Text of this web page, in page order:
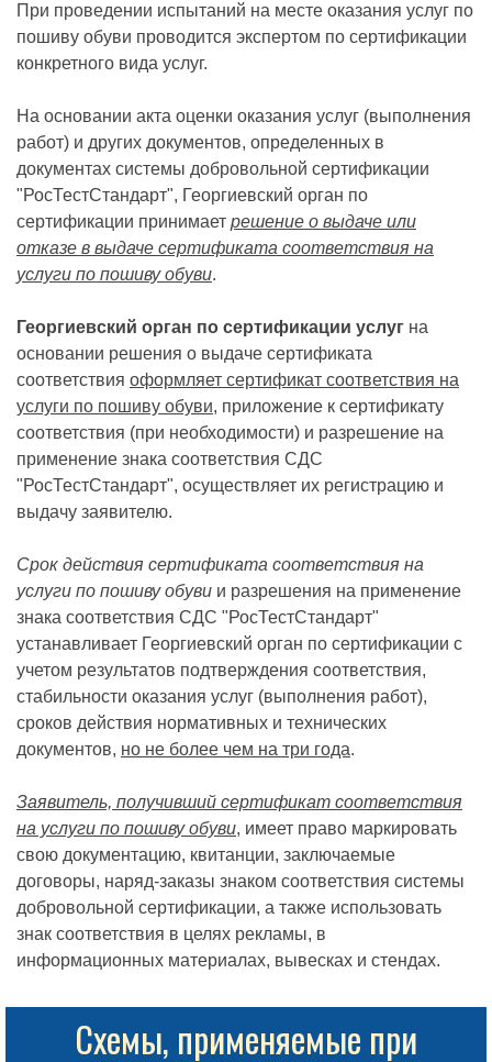
При проведении испытаний на месте оказания услуг по
пошиву обуви проводится экспертом по сертификации
конкретного вида услуг.
На основании акта оценки оказания услуг (выполнения
работ) и других документов, определенных в
документах системы добровольной сертификации
"РосТестСтандарт", Георгиевский орган по
сертификации принимает решение о выдаче или
отказе в выдаче сертификата соответствия на
услуги по пошиву обуви.
Георгиевский орган по сертификации услуг на
основании решения о выдаче сертификата
соответствия оформляет сертификат соответствия на
услуги по пошиву обуви, приложение к сертификату
соответствия (при необходимости) и разрешение на
применение знака соответствия СДС
"РосТестСтандарт", осуществляет их регистрацию и
выдачу заявителю.
Срок действия сертификата соответствия на
услуги по пошиву обуви и разрешения на применение
знака соответствия СДС "РосТестСтандарт"
устанавливает Георгиевский орган по сертификации с
учетом результатов подтверждения соответствия,
стабильности оказания услуг (выполнения работ),
сроков действия нормативных и технических
документов, но не более чем на три года.
Заявитель, получивший сертификат соответствия
на услуги по пошиву обуви, имеет право маркировать
свою документацию, квитанции, заключаемые
договоры, наряд-заказы знаком соответствия системы
добровольной сертификации, а также использовать
знак соответствия в целях рекламы, в
информационных материалах, вывесках и стендах.
Схемы, применяемые при